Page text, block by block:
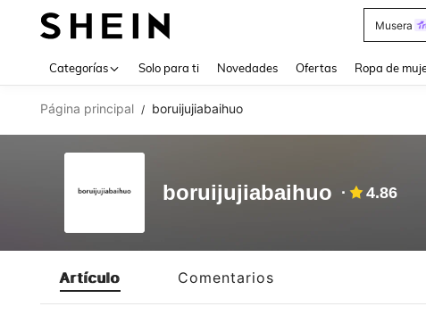
Musera
Categorías Solo para ti Novedades Ofertas Ropa de
Página principal / boruijujiabaihuo
boruijujiabaihuo 4.86
Artículo Comentarios